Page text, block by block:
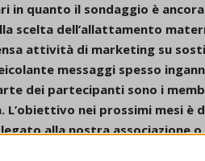
in quanto il sondaggio è
scelta dell’allattamento
attività di marketing su
messaggi spesso
dei partecipanti sono i
nei prossimi mesi è
alla nostra associazione
quanto possibile, le risposte.